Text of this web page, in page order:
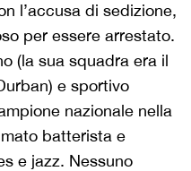
l’accusa di sedizione,
per essere arrestato.
(la sua squadra era il
e sportivo
nazionale nella
batterista e
e jazz. Nessuno